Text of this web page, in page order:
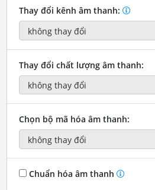
Thay đổi kênh âm thanh:
Thay đổi chất lượng âm thanh:
Chọn bộ mã hóa âm thanh:
Chuẩn hóa âm thanh